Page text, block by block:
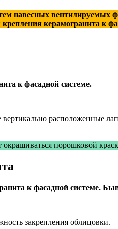
навесных вентилируемых
керамогранита к
к фасадной системе.
расположенные
порошковой
к фасадной системе.
закрепления облицовки.